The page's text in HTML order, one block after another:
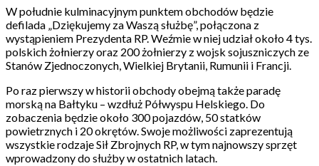
W południe kulminacyjnym punktem obchodów będzie
defilada „Dziękujemy za Waszą służbę”, połączona z
wystąpieniem Prezydenta RP. Weźmie w niej udział około 4 tys.
polskich żołnierzy oraz 200 żołnierzy z wojsk sojuszniczych ze
Stanów Zjednoczonych, Wielkiej Brytanii, Rumunii i Francji.
Po raz pierwszy w historii obchody obejmą także paradę
morską na Bałtyku – wzdłuż Półwyspu Helskiego. Do
zobaczenia będzie około 300 pojazdów, 50 statków
powietrznych i 20 okrętów. Swoje możliwości zaprezentują
wszystkie rodzaje Sił Zbrojnych RP, w tym najnowszy sprzęt
wprowadzony do służby w ostatnich latach.